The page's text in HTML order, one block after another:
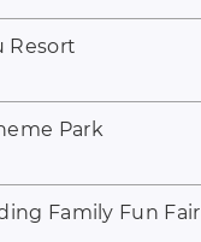
Resort
Park
Family Fun Fair